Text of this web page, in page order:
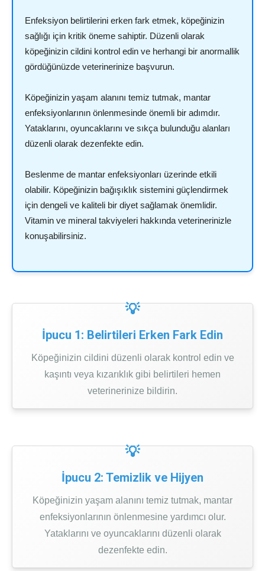
Enfeksiyon belirtilerini erken fark etmek, köpeğinizin
sağlığı için kritik öneme sahiptir. Düzenli olarak
köpeğinizin cildini kontrol edin ve herhangi bir anormallik
gördüğünüzde veterinerinize başvurun.
Köpeğinizin yaşam alanını temiz tutmak, mantar
enfeksiyonlarının önlenmesinde önemli bir adımdır.
Yataklarını, oyuncaklarını ve sıkça bulunduğu alanları
düzenli olarak dezenfekte edin.
Beslenme de mantar enfeksiyonları üzerinde etkili
olabilir. Köpeğinizin bağışıklık sistemini güçlendirmek
için dengeli ve kaliteli bir diyet sağlamak önemlidir.
Vitamin ve mineral takviyeleri hakkında veterinerinizle
konuşabilirsiniz.
İpucu 1: Belirtileri Erken Fark Edin
Köpeğinizin cildini düzenli olarak kontrol edin ve
kaşıntı veya kızarıklık gibi belirtileri hemen
veterinerinize bildirin.
İpucu 2: Temizlik ve Hijyen
Köpeğinizin yaşam alanını temiz tutmak, mantar
enfeksiyonlarının önlenmesine yardımcı olur.
Yataklarını ve oyuncaklarını düzenli olarak
dezenfekte edin.